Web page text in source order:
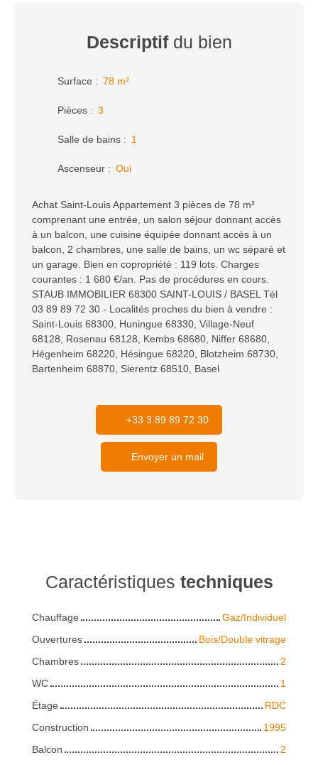
Descriptifdu bien
Surface : 78 m²
Pièces : 3
Salle de bains : 1
Ascenseur : Oui
Achat Saint-Louis Appartement 3 pièces de 78 m²
comprenant une entrée, un salon séjour donnant accès
à un balcon, une cuisine équipée donnant accès à un
balcon, 2 chambres, une salle de bains, un wc séparé et
un garage. Bien en copropriété : 119 lots. Charges
courantes : 1 680 €/an. Pas de procédures en cours.
STAUB IMMOBILIER 68300 SAINT-LOUIS / BASEL Tél
03 89 89 72 30 - Localités proches du bien à vendre :
Saint-Louis 68300, Huningue 68330, Village-Neuf
68128, Rosenau 68128, Kembs 68680, Niffer 68680,
Hégenheim 68220, Hésingue 68220, Blotzheim 68730,
Bartenheim 68870, Sierentz 68510, Basel
+33 3 89 89 72 30
Envoyer un mail
Caractéristiques techniques
Chauffage
Gaz/Individuel
Ouvertures
Bois/Double vitrage
Chambres
2
WC
1
Étage
RDC
Construction
1995
Balcon
2